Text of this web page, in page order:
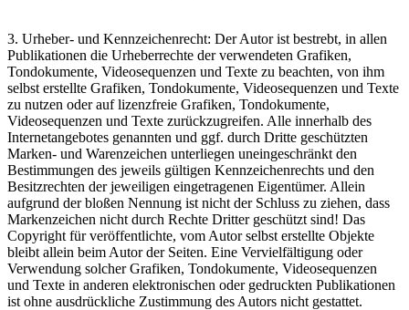
3. Urheber- und Kennzeichenrecht: Der Autor ist bestrebt, in allen
Publikationen die Urheberrechte der verwendeten Grafiken,
Tondokumente, Videosequenzen und Texte zu beachten, von ihm
selbst erstellte Grafiken, Tondokumente, Videosequenzen und Texte
zu nutzen oder auf lizenzfreie Grafiken, Tondokumente,
Videosequenzen und Texte zurückzugreifen. Alle innerhalb des
Internetangebotes genannten und ggf. durch Dritte geschützten
Marken- und Warenzeichen unterliegen uneingeschränkt den
Bestimmungen des jeweils gültigen Kennzeichenrechts und den
Besitzrechten der jeweiligen eingetragenen Eigentümer. Allein
aufgrund der bloßen Nennung ist nicht der Schluss zu ziehen, dass
Markenzeichen nicht durch Rechte Dritter geschützt sind! Das
Copyright für veröffentlichte, vom Autor selbst erstellte Objekte
bleibt allein beim Autor der Seiten. Eine Vervielfältigung oder
Verwendung solcher Grafiken, Tondokumente, Videosequenzen
und Texte in anderen elektronischen oder gedruckten Publikationen
ist ohne ausdrückliche Zustimmung des Autors nicht gestattet.